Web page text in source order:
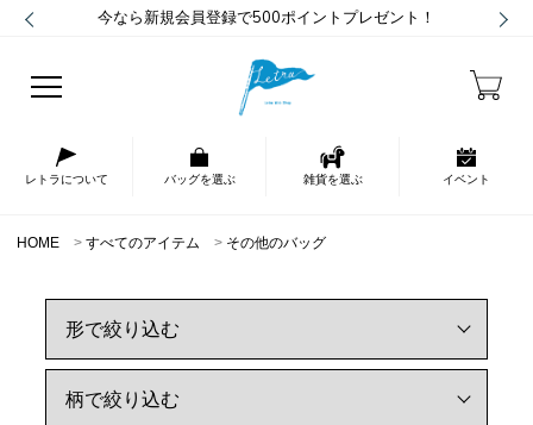
今なら新規会員登録で500ポイントプレゼント！
レトラについて バッグを選ぶ 雑貨を選ぶ イベント
HOME すべてのアイテム その他のバッグ